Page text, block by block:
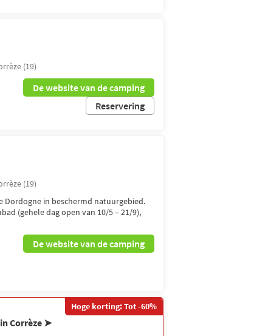
(19)
De website van de camping
Reservering
(19)
Dordogne in beschermd natuurgebied.
(gehele dag open van 10/5 – 21/9),
De website van de camping
Hoge korting: Tot -60%
Corrèze ➤